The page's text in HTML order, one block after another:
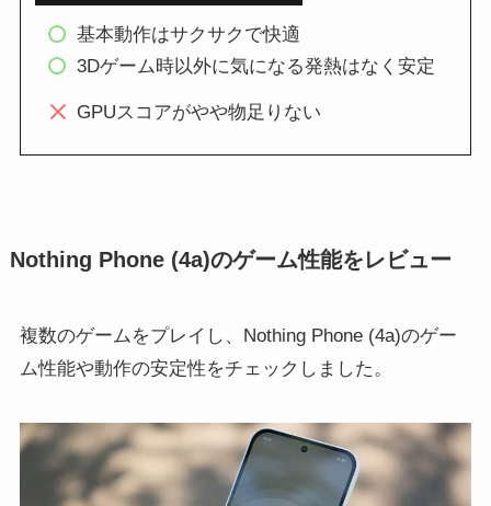
基本動作はサクサクで快適
3Dゲーム時以外に気になる発熱はなく安定
GPUスコアがやや物足りない
Nothing Phone (4a)のゲーム性能をレビュー
複数のゲームをプレイし、Nothing Phone (4a)のゲー
ム性能や動作の安定性をチェックしました。